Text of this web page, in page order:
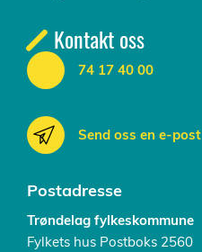
Kontakt oss
74 17 40 00
Send oss en e-post
Postadresse
Trøndelag fylkeskommune
Fylkets hus Postboks 2560